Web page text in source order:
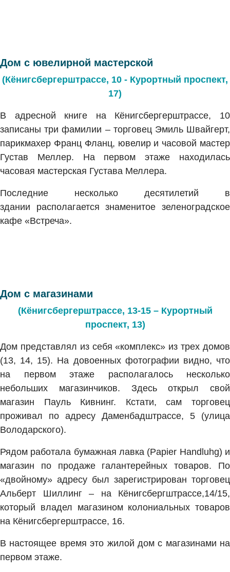
Дом с ювелирной мастерской
(Кёнигсбергерштрассе, 10 - Курортный проспект,
17)
В адресной книге на Кёнигсбергерштрассе, 10
записаны три фамилии – торговец Эмиль Швайгерт,
парикмахер Франц Фланц, ювелир и часовой мастер
Густав Меллер. На первом этаже находилась
часовая мастерская Густава Меллера.
Последние несколько десятилетий в
здании располагается знаменитое зеленоградское
кафе «Встреча».
Дом с магазинами
(Кёнигсбергерштрассе, 13-15 – Курортный
проспект, 13)
Дом представлял из себя «комплекс» из трех домов
(13, 14, 15). На довоенных фотографии видно, что
на первом этаже располагалось несколько
небольших магазинчиков. Здесь открыл свой
магазин Пауль Кивнинг. Кстати, сам торговец
проживал по адресу Даменбадштрассе, 5 (улица
Володарского).
Рядом работала бумажная лавка (Papier Handluhg) и
магазин по продаже галантерейных товаров. По
«двойному» адресу был зарегистрирован торговец
Альберт Шиллинг – на Кёнигсбергштрассе,14/15,
который владел магазином колониальных товаров
на Кёнигсбергерштрассе, 16.
В настоящее время это жилой дом с магазинами на
первом этаже.